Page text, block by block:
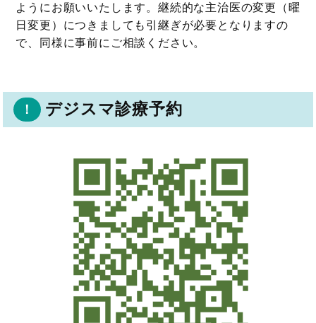
ようにお願いいたします。継続的な主治医の変更（曜
日変更）につきましても引継ぎが必要となりますの
で、同様に事前にご相談ください。
！ デジスマ診療予約